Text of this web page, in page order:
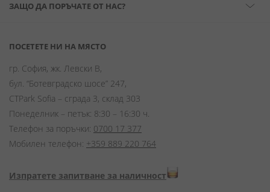
ЗАЩО ДА ПОРЪЧАТЕ ОТ НАС?
ПОСЕТЕТЕ НИ НА МЯСТО
гр. София, жк. Левски В,
бул. “Ботевградско шосе” 247,
CTPark Sofia – сграда 3, склад 303
Понеделник – петък: 8:30 – 16:30 ч.
Телефон за поръчки: 0700 17 377
Мобилен телефон: +359 889 220 764
Изпратете запитване за наличност